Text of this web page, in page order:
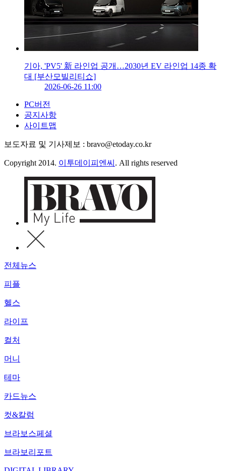
기아, 'PV5' 新 라인업 공개…2030년 EV 라인업 14종 확
대 [부산모빌리티쇼]
2026-06-26 11:00
PC버전
공지사항
사이트맵
보도자료 및 기사제보 : bravo@etoday.co.kr
Copyright 2014. 이투데이피엔씨 . All rights reserved
전체뉴스
피플
헬스
라이프
컬처
머니
테마
카드뉴스
컷&칼럼
브라보스페셜
브라보리포트